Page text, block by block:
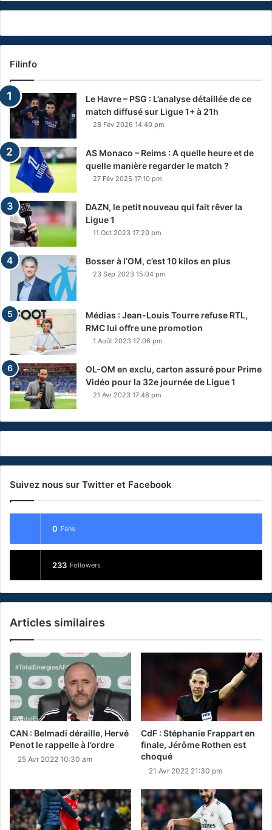
Filinfo
Le Havre – PSG : L’analyse détaillée de ce
match diffusé sur Ligue 1+ à 21h
28 Fév 2026 14:40 pm
AS Monaco – Reims : A quelle heure et de
quelle manière regarder le match ?
27 Fév 2025 17:10 pm
DAZN, le petit nouveau qui fait rêver la
Ligue 1
11 Oct 2023 17:20 pm
Bosser à l’OM, c’est 10 kilos en plus
23 Sep 2023 15:04 pm
Médias : Jean-Louis Tourre refuse RTL,
RMC lui offre une promotion
1 Août 2023 12:06 pm
OL-OM en exclu, carton assuré pour Prime
Vidéo pour la 32e journée de Ligue 1
21 Avr 2023 17:48 pm
Suivez nous sur Twitter et Facebook
0 Fans
233 Followers
Articles similaires
CAN : Belmadi déraille, Hervé
Penot le rappelle à l’ordre
25 Avr 2022 10:30 am
CdF : Stéphanie Frappart en
finale, Jérôme Rothen est
choqué
21 Avr 2022 21:30 pm